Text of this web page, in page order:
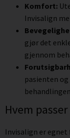
Komfort:
Invisalign
gjør det
gjennom
pasienten
Hvem
Invisalign er